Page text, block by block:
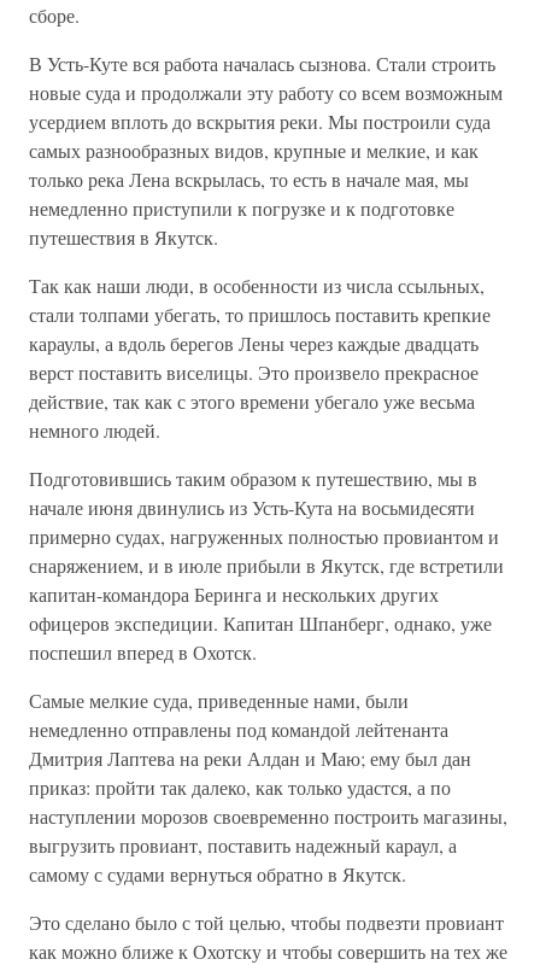
сборе.
В Усть-Куте вся работа началась сызнова. Стали строить
новые суда и продолжали эту работу со всем возможным
усердием вплоть до вскрытия реки. Мы построили суда
самых разнообразных видов, крупные и мелкие, и как
только река Лена вскрылась, то есть в начале мая, мы
немедленно приступили к погрузке и к подготовке
путешествия в Якутск.
Так как наши люди, в особенности из числа ссыльных,
стали толпами убегать, то пришлось поставить крепкие
караулы, а вдоль берегов Лены через каждые двадцать
верст поставить виселицы. Это произвело прекрасное
действие, так как с этого времени убегало уже весьма
немного людей.
Подготовившись таким образом к путешествию, мы в
начале июня двинулись из Усть-Кута на восьмидесяти
примерно судах, нагруженных полностью провиантом и
снаряжением, и в июле прибыли в Якутск, где встретили
капитан-командора Беринга и нескольких других
офицеров экспедиции. Капитан Шпанберг, однако, уже
поспешил вперед в Охотск.
Самые мелкие суда, приведенные нами, были
немедленно отправлены под командой лейтенанта
Дмитрия Лаптева на реки Алдан и Маю; ему был дан
приказ: пройти так далеко, как только удастся, а по
наступлении морозов своевременно построить магазины,
выгрузить провиант, поставить надежный караул, а
самому с судами вернуться обратно в Якутск.
Это сделано было с той целью, чтобы подвезти провиант
как можно ближе к Охотску и чтобы совершить на тех же